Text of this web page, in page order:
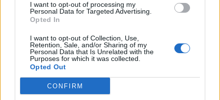
I want to opt-out of processing my
Personal Data for Targeted Advertising.
Opted In
I want to opt-out of Collection, Use,
Retention, Sale, and/or Sharing of my
Personal Data that Is Unrelated with the
Purposes for which it was collected.
Opted Out
CONFIRM
Letras Top Artistas
B C D E F G H
N O P Q R S T U W